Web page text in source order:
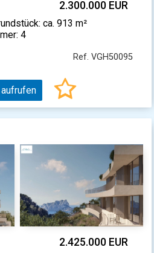
2.300.000 EUR
ca. 913 m²
4
Ref. VGH50095
2.425.000 EUR